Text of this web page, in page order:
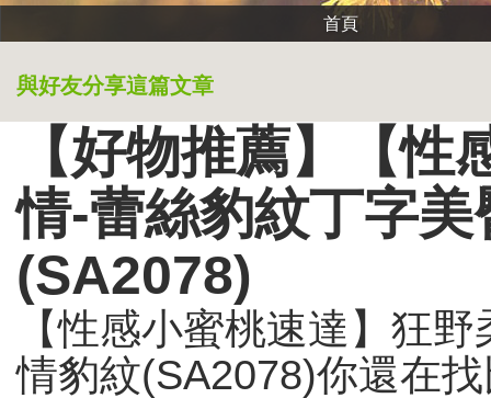
首頁
與好友分享這篇文章
【好物推薦】【
情-蕾絲豹紋丁字
(SA2078)
【性感小蜜桃速達】狂
情豹紋(SA2078)你還在